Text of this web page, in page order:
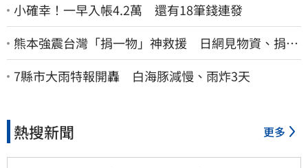
小確幸！一早入帳4.2萬 還有18筆錢連發
熊本強震台灣「捐一物」神救援 日網見物資、捐款
喊：給台灣統治算了
7縣市大雨特報開轟 白海豚減慢、雨炸3天
熱搜新聞 更多